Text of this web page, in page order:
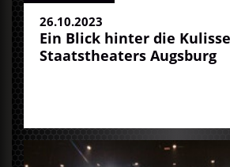
26.10.2023
Ein Blick hinter die
Staatstheaters Augsburg